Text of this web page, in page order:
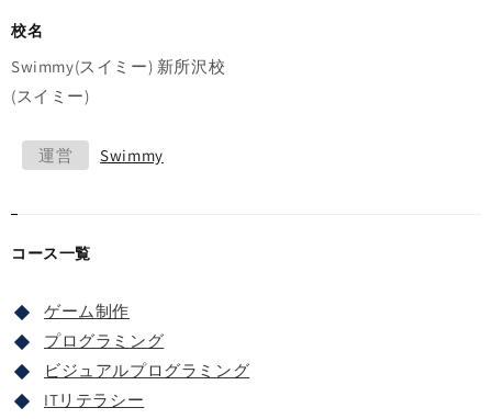
校名
Swimmy(スイミー) 新所沢校
(スイミー)
運営 Swimmy
コース一覧
ゲーム制作
プログラミング
ビジュアルプログラミング
ITリテラシー